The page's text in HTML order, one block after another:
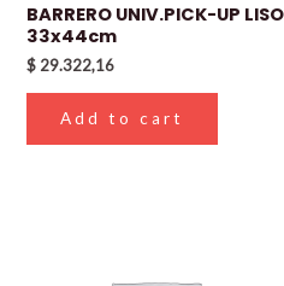
BARRERO UNIV.PICK-UP LISO
33x44cm
$ 29.322,16
Add to cart